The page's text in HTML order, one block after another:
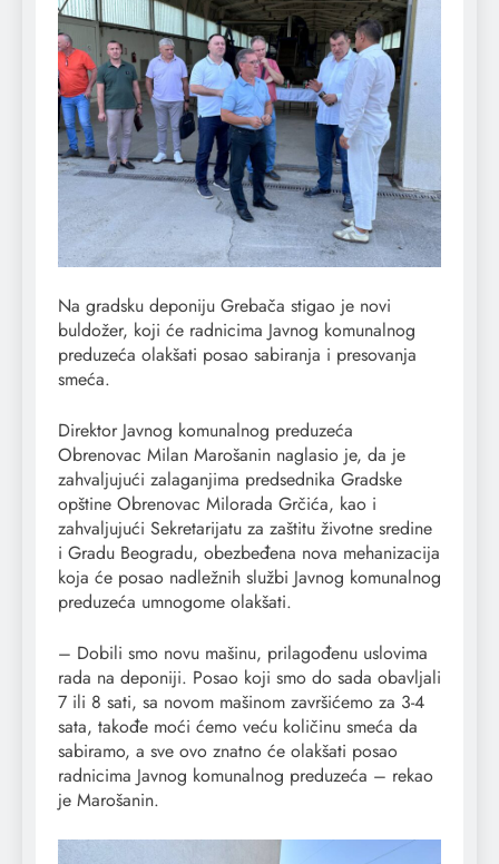
Na gradsku deponiju Grebača stigao je novi
buldožer, koji će radnicima Javnog komunalnog
preduzeća olakšati posao sabiranja i presovanja
smeća.
Direktor Javnog komunalnog preduzeća
Obrenovac Milan Marošanin naglasio je, da je
zahvaljujući zalaganjima predsednika Gradske
opštine Obrenovac Milorada Grčića, kao i
zahvaljujući Sekretarijatu za zaštitu životne sredine
i Gradu Beogradu, obezbeđena nova mehanizacija
koja će posao nadležnih službi Javnog komunalnog
preduzeća umnogome olakšati.
– Dobili smo novu mašinu, prilagođenu uslovima
rada na deponiji. Posao koji smo do sada obavljali
7 ili 8 sati, sa novom mašinom završićemo za 3-4
sata, takođe moći ćemo veću količinu smeća da
sabiramo, a sve ovo znatno će olakšati posao
radnicima Javnog komunalnog preduzeća – rekao
je Marošanin.